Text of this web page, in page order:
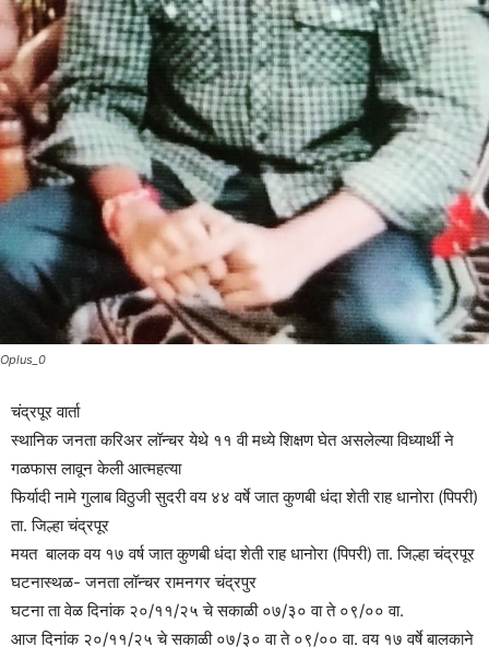
Oplus_0
चंद्रपूर वार्ता
स्थानिक जनता करिअर लॉन्चर येथे ११ वी मध्ये शिक्षण घेत असलेल्या विध्यार्थी ने
गळफास लावून केली आत्महत्या
फिर्यादी नामे गुलाब विठुजी सुदरी वय ४४ वर्षे जात कुणबी धंदा शेती राह धानोरा (पिपरी)
ता. जिल्हा चंद्रपूर
मयत बालक वय १७ वर्ष जात कुणबी धंदा शेती राह धानोरा (पिपरी) ता. जिल्हा चंद्रपूर
घटनास्थळ- जनता लॉन्चर रामनगर चंद्रपुर
घटना ता वेळ दिनांक २०/११/२५ चे सकाळी ०७/३० वा ते ०९/०० वा.
आज दिनांक २०/११/२५ चे सकाळी ०७/३० वा ते ०९/०० वा. वय १७ वर्षे बालकाने